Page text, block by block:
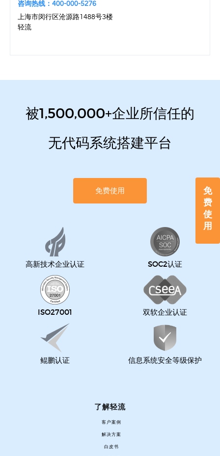
免
费
使
用
咨询热线：400-000-5276
上海市闵行区沧源路1488号3楼
轻流
被1,500,000+企业所信任的
无代码系统搭建平台
免费使用
高新技术企业认证 SOC2认证
ISO27001 双软企业认证
鲲鹏认证 信息系统安全等级保护
了解轻流
客户案例
解决方案
白皮书